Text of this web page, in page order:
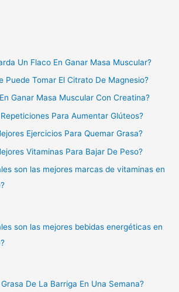
Un Flaco En Ganar Masa Muscular?
Puede Tomar El Citrato De Magnesio?
Ganar Masa Muscular Con Creatina?
Para Aumentar Glúteos?
Ejercicios Para Quemar Grasa?
Vitaminas Para Bajar De Peso?
son las mejores marcas de vitaminas en
son las mejores bebidas energéticas en
De La Barriga En Una Semana?